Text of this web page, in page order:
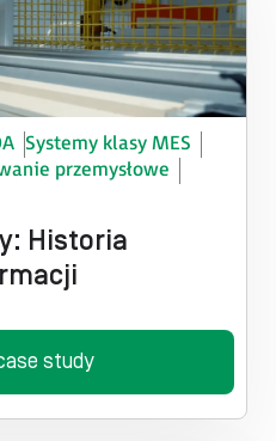
obiektami
Systemy klasy MES
przemysłowe​
Historia
study